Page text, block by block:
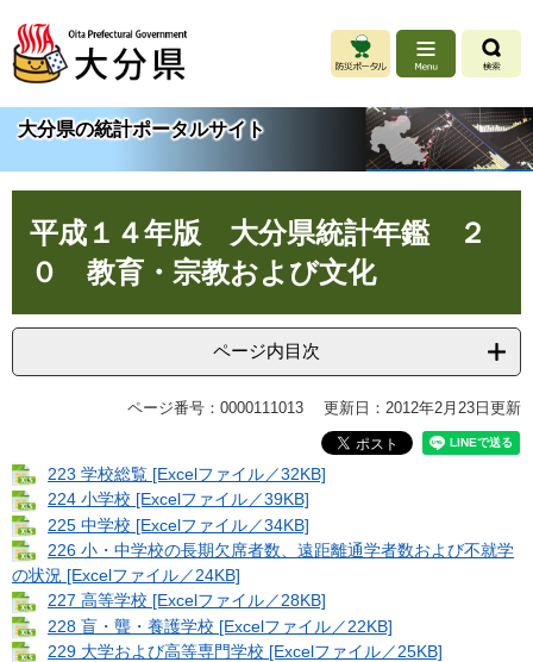
ジ
先
頭
す
ュ
を
飛
し
大分県の統計ポータルサイト
平成１４年版 大分県統計年鑑 ２
０ 教育・宗教および文化
ページ内目次
ページ番号：0000111013 更新日：2012年2月23日更新
223 学校総覧 [Excelファイル／32KB]
224 小学校 [Excelファイル／39KB]
225 中学校 [Excelファイル／34KB]
226 小・中学校の長期欠席者数、遠距離通学者数および不就学
の状況 [Excelファイル／24KB]
227 高等学校 [Excelファイル／28KB]
228 盲・聾・養護学校 [Excelファイル／22KB]
229 大学および高等専門学校 [Excelファイル／25KB]